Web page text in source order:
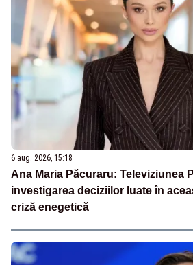
6 aug. 2026, 15:18
Ana Maria Păcuraru: Televiziunea
investigarea deciziilor luate în
criză enegetică